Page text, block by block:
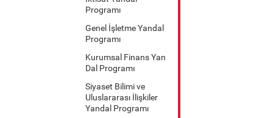
Programı
Genel İşletme Yandal
Programı
Kurumsal Finans Yan
Dal Programı
Siyaset Bilimi ve
Uluslararası İlişkiler
Yandal Programı